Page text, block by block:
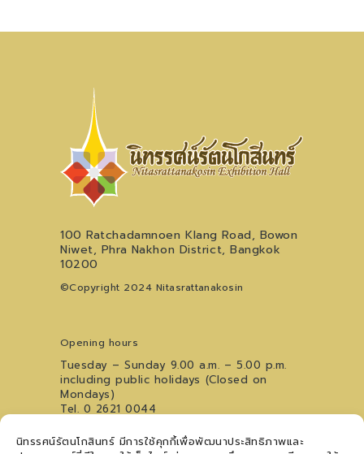
นิทรรศน์รัตนโกสินทร์ มีการใช้คุกกี้เพื่อพัฒนาประสิทธิภาพและ
100 Ratchadamnoen Klang Road, Bowon
Niwet, Phra Nakhon District, Bangkok
10200
©Copyright 2024 Nitasrattanakosin
Opening hours
Tuesday – Sunday 9.00 a.m. – 5.00 p.m.
including public holidays (Closed on
Mondays)
Tel. 0 2621 0044
For inquiries regarding the Youth Art
Performance Stage, please contact09